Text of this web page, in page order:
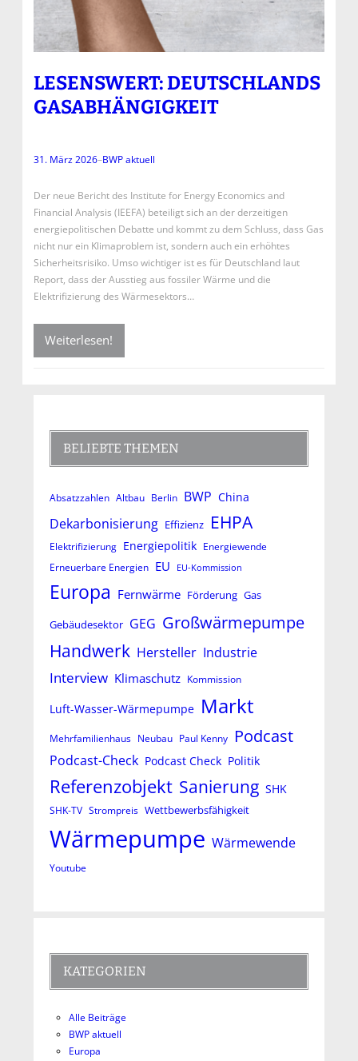
LESENSWERT: DEUTSCHLANDS
GASABHÄNGIGKEIT
31. März 2026–BWP aktuell
Der neue Bericht des Institute for Energy Economics and
Financial Analysis (IEEFA) beteiligt sich an der derzeitigen
energiepolitischen Debatte und kommt zu dem Schluss, dass Gas
nicht nur ein Klimaproblem ist, sondern auch ein erhöhtes
Sicherheitsrisiko. Umso wichtiger ist es für Deutschland laut
Report, dass der Ausstieg aus fossiler Wärme und die
Elektrifizierung des Wärmesektors…
Weiterlesen!
BELIEBTE THEMEN
Absatzzahlen Altbau Berlin BWP China
Dekarbonisierung Effizienz EHPA
Elektrifizierung Energiepolitik Energiewende
Erneuerbare Energien EU EU-Kommission
Europa Fernwärme Förderung Gas
Gebäudesektor GEG Großwärmepumpe
Handwerk Hersteller Industrie
Interview Klimaschutz Kommission
Luft-Wasser-Wärmepumpe Markt
Mehrfamilienhaus Neubau Paul Kenny Podcast
Podcast-Check Podcast Check Politik
Referenzobjekt Sanierung SHK
SHK-TV Strompreis Wettbewerbsfähigkeit
Wärmepumpe Wärmewende
Youtube
KATEGORIEN
Alle Beiträge
BWP aktuell
Europa